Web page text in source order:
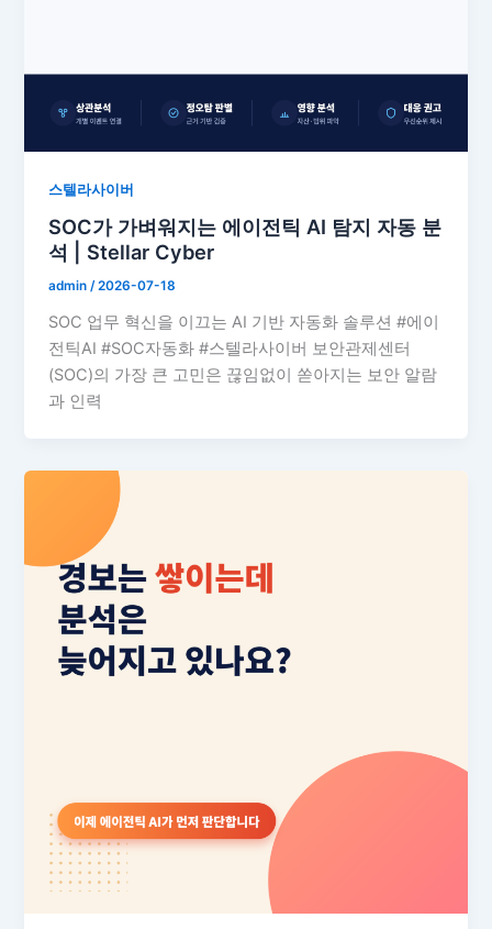
스텔라사이버
SOC가 가벼워지는 에이전틱 AI 탐지 자동 분
석 | Stellar Cyber
admin/2026-07-18
SOC 업무 혁신을 이끄는 AI 기반 자동화 솔루션 #에이
전틱AI #SOC자동화 #스텔라사이버 보안관제센터
(SOC)의 가장 큰 고민은 끊임없이 쏟아지는 보안 알람
과 인력